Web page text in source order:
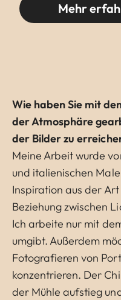
Mehr
Wie haben Sie mit
der Atmosphäre
der Bilder zu
Meine Arbeit wurde
und italienischen
Inspiration aus der
Beziehung zwischen
Ich arbeite nur mit
umgibt. Außerdem
Fotografieren von
konzentrieren. Der
der Mühle aufstieg